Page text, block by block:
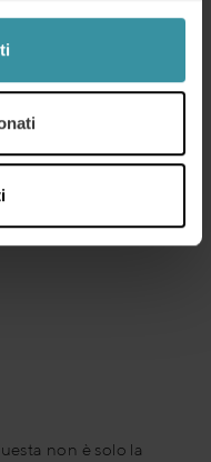
non è solo la